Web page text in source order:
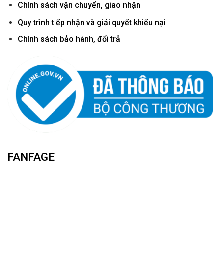
Chính sách vận chuyển, giao nhận
Quy trình tiếp nhận và giải quyết khiếu nại
Chính sách bảo hành, đổi trả
FANFAGE